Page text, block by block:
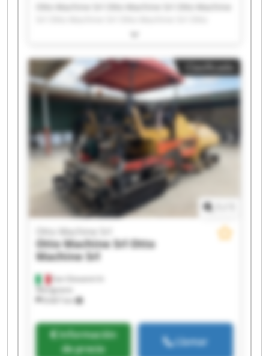
Otto Machine Srl Otto Machine Srl Otto Machine
Machine Srl Otto Machine Srl Otto Machine Srl
Srl Otto Machine Srl Otto Machine Srl Otto
Machine Srl Otto Machine Srl Otto Machine Srl
Otto Machine Srl Otto Machine Srl Otto Machine
Srl Otto Machine Srl
Clasificado
San Giovanni In
Marignano
8.667 km
Otto Machine Srl
Otto Machine SrlOtto
Machine Srl
Información
de precio
Llamar